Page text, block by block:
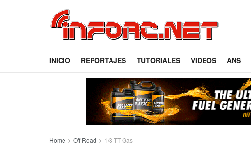
INICIO REPORTAJES TUTORIALES VIDEOS ANS
Home Off Road 1/8 TT Gas